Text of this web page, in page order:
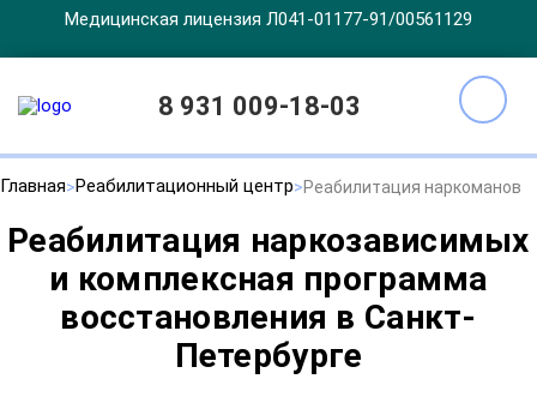
Медицинская лицензия Л041-01177-91/00561129
8 931 009-18-03
Главная Реабилитационный центр Реабилитация наркоманов
Реабилитация наркозависимых
и комплексная программа
восстановления в Санкт-
Петербурге